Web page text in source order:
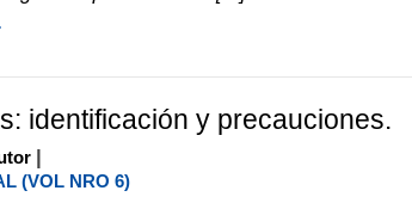
identificación y precauciones.
|
(VOL NRO 6)